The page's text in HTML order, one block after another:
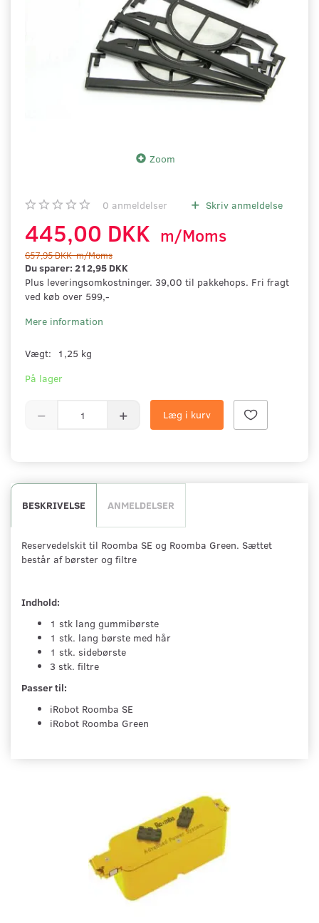
Zoom
0 anmeldelser Skriv anmeldelse
445,00 DKK m/Moms
657,95 DKKm/Moms
Du sparer: 212,95 DKK
Plus leveringsomkostninger. 39,00 til pakkehops. Fri fragt
ved køb over 599,-
Mere information
Vægt:
1,25 kg
På lager
Læg i kurv
BESKRIVELSE ANMELDELSER
Reservedelskit til Roomba SE og Roomba Green. Sættet
består af børster og filtre
Indhold:
1 stk lang gummibørste
1 stk. lang børste med hår
1 stk. sidebørste
3 stk. filtre
Passer til:
iRobot Roomba SE
iRobot Roomba Green